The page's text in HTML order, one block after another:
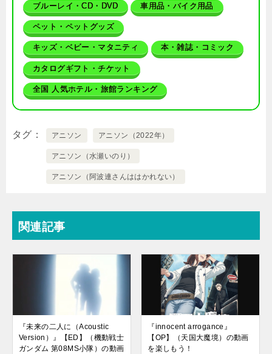
ブルーレイ・CD・DVD 車用品・バイク用品
ペット・ペットグッズ
キッズ・ベビー・マタニティ 本・雑誌・コミック
カタログギフト・チケット
全国 人気ホテル・旅館ランキング
タグ アニソン アニソン（2022年）
アニソン（水瀬いのり）
アニソン（阿波連さんははかれない）
関連記事
『未来の二人に（Acoustic
Version）』【ED】（機動戦士
ガンダム 第08MS小隊）の動画
『innocent arrogance』
【OP】（天国大魔境）の動画
を楽しもう！